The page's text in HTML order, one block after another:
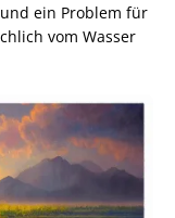
ein Problem für
vom Wasser